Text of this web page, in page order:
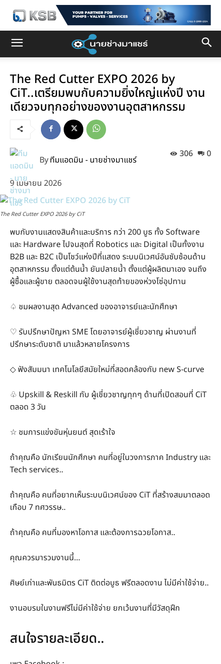
The Red Cutter EXPO 2026 by
CiT..เตรียมพบกับความยิ่งใหญ่แห่งปี งาน
เดียวจบทุกอย่างของงานอุตสาหกรรม
0
306
Byทีมแอดมิน - นายช่างมาแชร์
9 เมษายน 2026
The Red Cutter EXPO 2026 by CiT
พบกับงานแสดงสินค้าและบริการ กว่า 200 บูธ ทั้ง Software
และ Hardware ไปจนสุดที่ Robotics และ Digital เป็นทั้งงาน
B2B และ B2C เป็นโชว์แห่งปีที่แสดง ระบบนิเวศน์อันซับซ้อนด้าน
อุตสาหกรรม ตั้งแต่ต้นน้ำ ยันปลายน้ำ ตั้งแต่ผู้ผลิตมาเอง จนถึง
ผู้ซื้อและผู้ขาย ตลอดจนผู้ใช้งานสุดท้ายของห่วงโซ่อุปทาน
♤ ชมผลงานสุด Advanced ของอาจารย์และนักศึกษา
♡ รับปรึกษาปัญหา SME โดยอาจารย์ผู้เชี่ยวชาญ ผ่านงานที่
ปรึกษาระดับชาติ มาแล้วหลายโครงการ
◇ ฟังสัมมนา เทคโนโลยีสมัยใหม่ที่สอดคล้องกับ new S-curve
♧ Upskill & Reskill กับ ผู้เชี่ยวชาญทุกๆ ด้านที่เปิดสอนที่ CiT
ตลอด 3 วัน
☆ ชมการแข่งขันหุ่นยนต์ สุดเร้าใจ
ถ้าคุณคือ นักเรียนนักศึกษา คนที่อยู่ในวงการภาค Industry และ
Tech services..
ถ้าคุณคือ คนที่อยากเห็นระบบนิเวศน์ของ CiT ที่สร้างสมมาตลอด
เกือบ 7 ทศวรรษ..
ถ้าคุณคือ คนที่มองหาโอกาส และต้องการฉวยโอกาส..
คุณควรมารวมงานนี้…
ศิษย์เก่าและพันธมิตร CiT ติดต่อบูธ ฟรีตลอดงาน ไม่มีค่าใช้จ่าย..
งานอบรมในงานฟรีไม่มีค่าใช้จ่าย ยกเว้นงานที่มีวัสดุฝึก
สนใจรายละเอียด..